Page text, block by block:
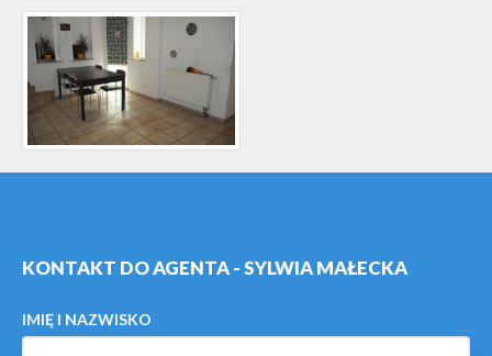
KONTAKT DO AGENTA - SYLWIA MAŁECKA
IMIĘ I NAZWISKO